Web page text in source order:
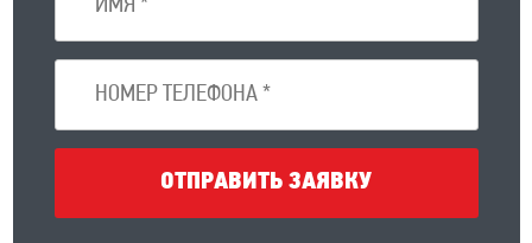
ОТПРАВИТЬ ЗАЯВКУ